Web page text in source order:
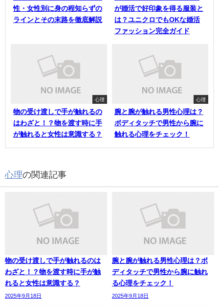
性・女性別に身の程知らずの
ラインとその末路を徹底解説
が婚活で好印象を得る服装と
は？ユニクロでもOKな婚活
ファッション完全ガイド
心理
物の受け渡しで手が触れるの
はわざと！？物を渡す時に手
が触れると女性は意識する？
心理
腕と腕が触れる男性心理は？
ボディタッチで男性から腕に
触れる心理をチェック！
心理の関連記事
物の受け渡しで手が触れるのは
わざと！？物を渡す時に手が触
れると女性は意識する？
2025年9月18日
腕と腕が触れる男性心理は？ボ
ディタッチで男性から腕に触れ
る心理をチェック！
2025年9月18日